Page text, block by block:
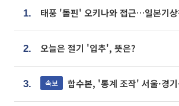
1.
2. 오늘은 절기 '입추', 뜻은?
3. 속보 합수본, '통계 조작' 서울·경기·충북 선관위